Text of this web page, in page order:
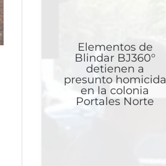
Elementos de
Blindar BJ360°
detienen a
presunto homicida
en la colonia
Portales Norte